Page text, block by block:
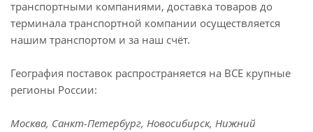
транспортными компаниями, доставка товаров до
терминала транспортной компании осуществляется
нашим транспортом и за наш счёт.
География поставок распространяется на ВСЕ крупные
регионы России:
Москва, Санкт-Петербург, Новосибирск, Нижний